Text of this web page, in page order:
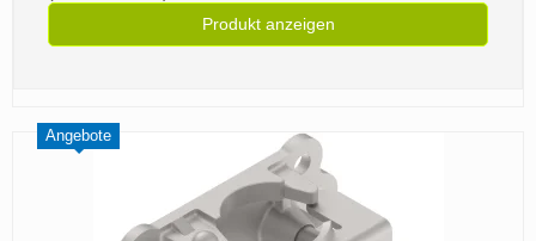
Produkt anzeigen
Angebote